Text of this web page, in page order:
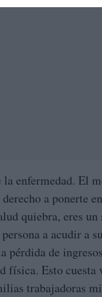
enfermedad. El
a ponerte
quiebra, eres un
a acudir a
pérdida de
física. Esto cuesta
trabajadoras